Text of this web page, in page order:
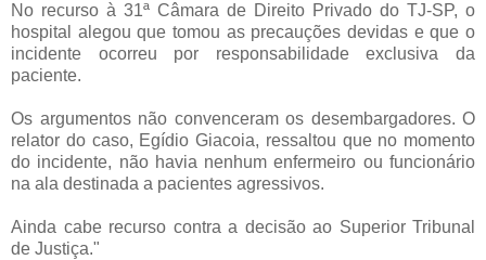
No recurso à 31ª Câmara de Direito Privado do TJ-SP, o
hospital alegou que tomou as precauções devidas e que o
incidente ocorreu por responsabilidade exclusiva da
paciente.
Os argumentos não convenceram os desembargadores. O
relator do caso, Egídio Giacoia, ressaltou que no momento
do incidente, não havia nenhum enfermeiro ou funcionário
na ala destinada a pacientes agressivos.
Ainda cabe recurso contra a decisão ao Superior Tribunal
de Justiça."